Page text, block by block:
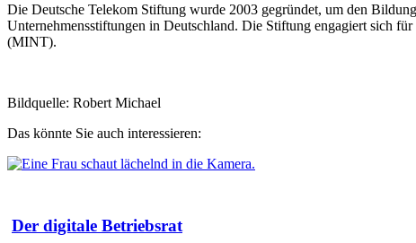
Die Deutsche Telekom Stiftung wurde 2003 gegründet, um den
Unternehmensstiftungen in Deutschland. Die Stiftung engagiert sich
(MINT).
Bildquelle: Robert Michael
Das könnte Sie auch interessieren:
Der digitale Betriebsrat